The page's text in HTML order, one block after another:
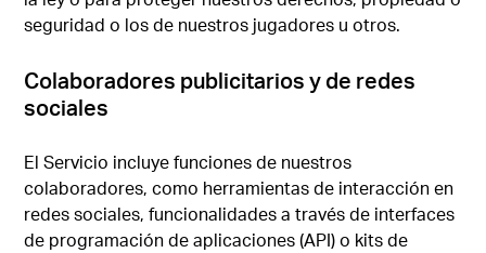
seguridad o los de nuestros jugadores u otros.
Colaboradores publicitarios y de redes
sociales
El Servicio incluye funciones de nuestros
colaboradores, como herramientas de interacción en
redes sociales, funcionalidades a través de interfaces
de programación de aplicaciones (API) o kits de